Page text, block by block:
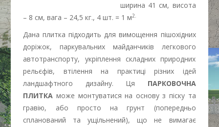
ширина 41 см, висота
– 8 см, вага – 24,5 кг., 4 шт. = 1 м2.
Дана плитка підходить для вимощення пішохідних
доріжок, паркувальних майданчиків легкового
автотранспорту, укріплення складних природних
рельєфів, втілення на практиці різних ідей
ландшафтного дизайну. Ця ПАРКОВОЧНА
ПЛИТКА може монтуватися на основу з піску та
гравію, або просто на грунт (попередньо
спланований та ущільнений), що не вимагає